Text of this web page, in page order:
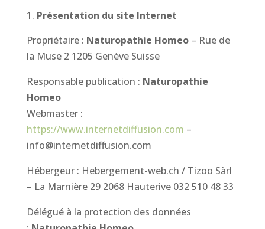
Présentation du site Internet
Propriétaire : Naturopathie Homeo– Rue de
la Muse 2 1205 Genève Suisse
Responsable publication : Naturopathie
Homeo
Webmaster :
https://www.internetdiffusion.com –
info@internetdiffusion.com
Hébergeur : Hebergement-web.ch / Tizoo Sàrl
– La Marnière 29 2068 Hauterive 032 510 48 33
Délégué à la protection des données